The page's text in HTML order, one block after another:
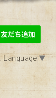
Language▼